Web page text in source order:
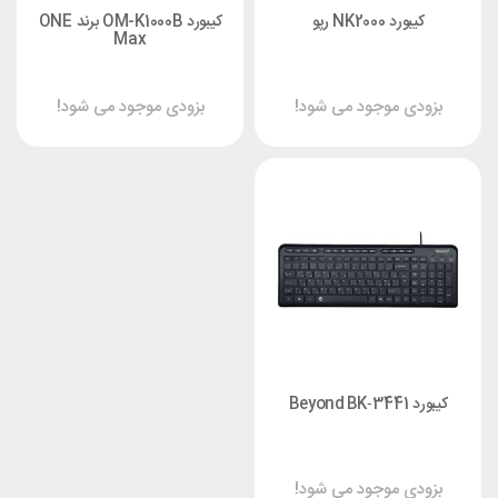
کیبورد NK2000 رپو
بزودی موجود می شود!
کیبورد OM-K1000B برند ONE
Max
بزودی موجود می شود!
کیبورد Beyond BK‑3441
بزودی موجود می شود!